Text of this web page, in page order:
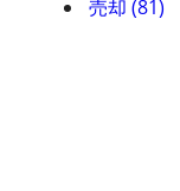
売却 (81)